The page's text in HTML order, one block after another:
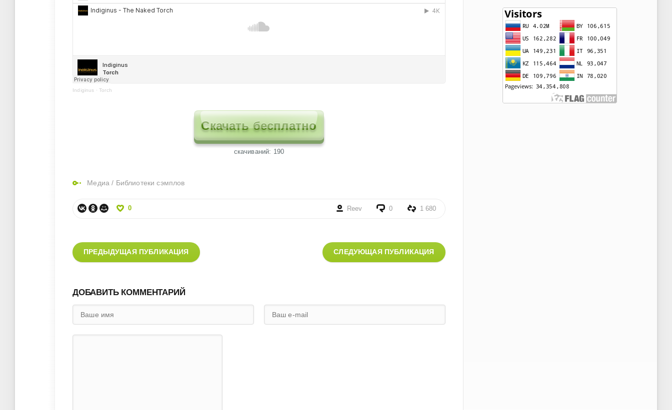
Indiginus ·Torch
Скачать бесплатно
cкачиваний: 190
Медиа / Библиотеки сэмплов
0 Reev 0 1 680
ПРЕДЫДУЩАЯ ПУБЛИКАЦИЯ СЛЕДУЮЩАЯ ПУБЛИКАЦИЯ
ДОБАВИТЬ КОММЕНТАРИЙ